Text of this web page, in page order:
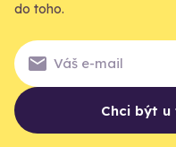
do toho.
Chci být u